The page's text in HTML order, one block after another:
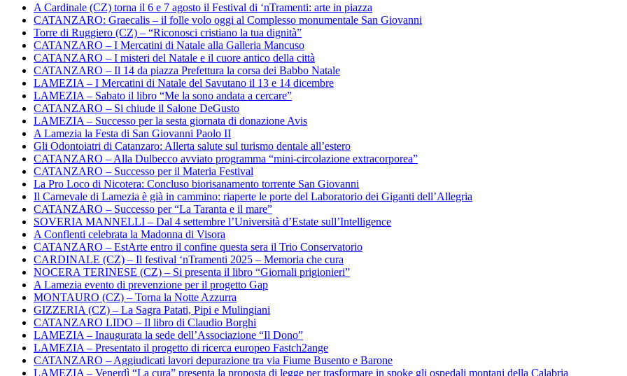
A Cardinale (CZ) torna il 6 e 7 agosto il Festival di ‘nTramenti: arte in piazza
CATANZARO: Graecalis – il folle volo oggi al Complesso monumentale San Giovanni
Torre di Ruggiero (CZ) – “Riconosci cristiano la tua dignità”
CATANZARO – I Mercatini di Natale alla Galleria Mancuso
CATANZARO – I misteri del Natale e il cuore antico della città
CATANZARO – Il 14 da piazza Prefettura la corsa dei Babbo Natale
LAMEZIA – I Mercatini di Natale del Savutano il 13 e 14 dicembre
LAMEZIA – Sabato il libro “Me la sono andata a cercare”
CATANZARO – Si chiude il Salone DeGusto
LAMEZIA – Successo per la sesta giornata di donazione Avis
A Lamezia la Festa di San Giovanni Paolo II
Gli Odontoiatri di Catanzaro: Allerta salute sul turismo dentale all’estero
CATANZARO – Alla Dulbecco avviato programma “mini-circolazione extracorporea”
CATANZARO – Successo per il Materia Festival
La Pro Loco di Nicotera: Concluso biorisanamento torrente San Giovanni
Il Carnevale di Lamezia è già in cammino: riaperte le porte del Laboratorio dei Giganti dell’Allegria
CATANZARO – Successo per “La Taranta e il mare”
SOVERIA MANNELLI – Dal 4 settembre l’Università d’Estate sull’Intelligence
A Conflenti celebrata la Madonna di Visora
CATANZARO – EstArte entro il confine questa sera il Trio Conservatorio
CARDINALE (CZ) – Il festival ‘nTramenti 2025 – Memoria che cura
NOCERA TERINESE (CZ) – Si presenta il libro “Giornali prigionieri”
A Lamezia evento di prevenzione per il progetto Gap
MONTAURO (CZ) – Torna la Notte Azzurra
GIZZERIA (CZ) – La Sagra Patati, Pipi e Mulingiani
CATANZARO LIDO – Il libro di Claudio Borghi
LAMEZIA – Inaugurata la sede dell’Associazione “Il Dono”
LAMEZIA – Presentato il progetto di ricerca europeo Fastch2ange
CATANZARO – Aggiudicati lavori depurazione tra via Fiume Busento e Barone
LAMEZIA – Venerdì “La cura” presenta la proposta di legge per trasformare in spoke gli ospedali montani della Calabria